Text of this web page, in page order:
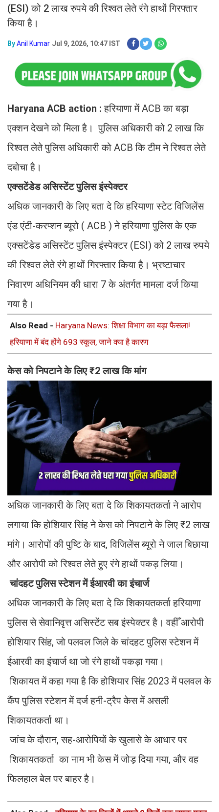
(ESI) को 2 लाख रुपये की रिश्वत लेते रंगे हाथों गिरफ्तार
किया है।
ByAnil Kumar Jul 9, 2026, 10:47 IST
Haryana ACB action : हरियाणा में ACB का बड़ा
एक्शन देखने को मिला है। पुलिस अधिकारी को 2 लाख कि
रिश्वत लेते पुलिस अधिकारी को ACB कि टीम ने रिश्वत लेते
दबोचा है।
एक्सटेंडेड असिस्टेंट पुलिस इंस्पेक्टर
अधिक जानकारी के लिए बता दे कि हरियाणा स्टेट विजिलेंस
एंड एंटी-करप्शन ब्यूरो ( ACB ) ने हरियाणा पुलिस के एक
एक्सटेंडेड असिस्टेंट पुलिस इंस्पेक्टर (ESI) को 2 लाख रुपये
की रिश्वत लेते रंगे हाथों गिरफ्तार किया है। भ्रष्टाचार
निवारण अधिनियम की धारा 7 के अंतर्गत मामला दर्ज किया
गया है।
Also Read - Haryana News: शिक्षा विभाग का बड़ा फैसला!
हरियाणा में बंद होंगे 693 स्कूल, जाने क्या है कारण
केस को निपटाने के लिए ₹2 लाख कि मांग
अधिक जानकारी के लिए बता दे कि शिकायतकर्ता ने आरोप
लगाया कि होशियार सिंह ने केस को निपटाने के लिए ₹2 लाख
मांगे। आरोपों की पुष्टि के बाद, विजिलेंस ब्यूरो ने जाल बिछाया
और आरोपी को रिश्वत लेते हुए रंगे हाथों पकड़ लिया।
चांदहट पुलिस स्टेशन में ईआरवी का इंचार्ज
अधिक जानकारी के लिए बता दे कि शिकायतकर्ता हरियाणा
पुलिस से सेवानिवृत्त असिस्टेंट सब इंस्पेक्टर है। वहीँ आरोपी
होशियार सिंह, जो पलवल जिले के चांदहट पुलिस स्टेशन में
ईआरवी का इंचार्ज था जो रंगे हाथों पकड़ा गया।
शिकायत में कहा गया है कि होशियार सिंह 2023 में पलवल के
कैंप पुलिस स्टेशन में दर्ज हनी-ट्रैप केस में असली
शिकायतकर्ता था।
जांच के दौरान, सह-आरोपियों के खुलासे के आधार पर
शिकायतकर्ता का नाम भी केस में जोड़ दिया गया, और वह
फिलहाल बेल पर बाहर है।